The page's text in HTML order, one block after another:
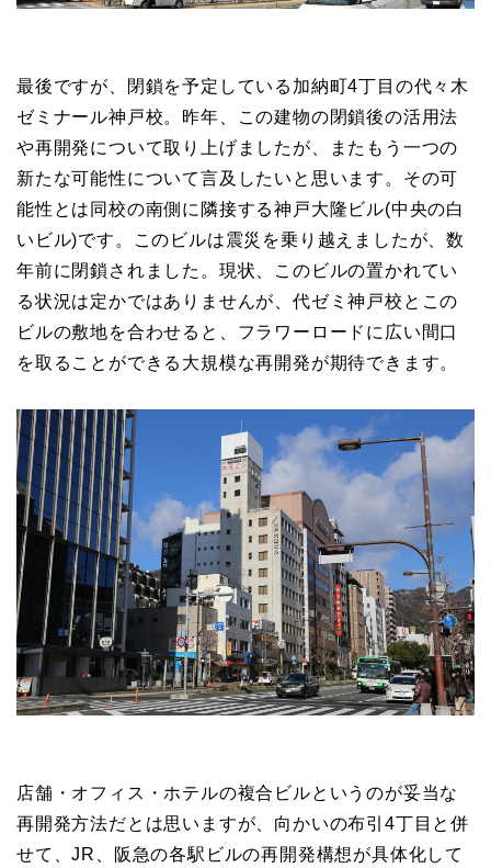
最後ですが、閉鎖を予定している加納町4丁目の代々木
ゼミナール神戸校。昨年、この建物の閉鎖後の活用法
や再開発について取り上げましたが、またもう一つの
新たな可能性について言及したいと思います。その可
能性とは同校の南側に隣接する神戸大隆ビル(中央の白
いビル)です。このビルは震災を乗り越えましたが、数
年前に閉鎖されました。現状、このビルの置かれてい
る状況は定かではありませんが、代ゼミ神戸校とこの
ビルの敷地を合わせると、フラワーロードに広い間口
を取ることができる大規模な再開発が期待できます。
店舗・オフィス・ホテルの複合ビルというのが妥当な
再開発方法だとは思いますが、向かいの布引4丁目と併
せて、JR、阪急の各駅ビルの再開発構想が具体化して